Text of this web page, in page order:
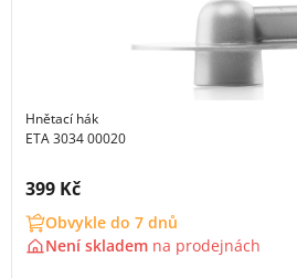
Hnětací hák
ETA 3034 00020
Cena s DPH:
399 Kč
Obvykle do 7 dnů
Není skladem na prodejnách